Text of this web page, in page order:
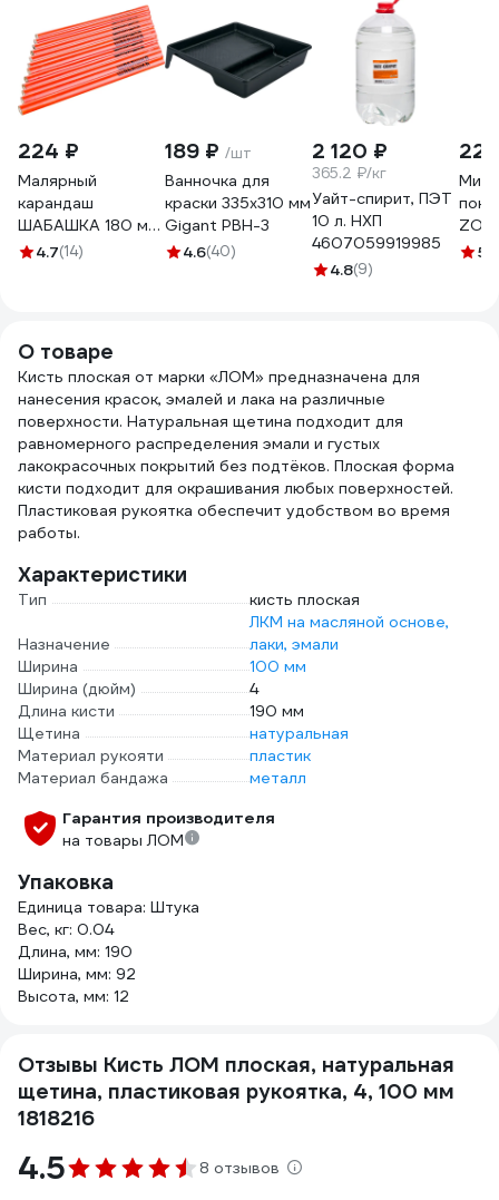
224 ₽
Малярный
карандаш
ШАБАШКА 180 мм,
набор 12 шт 146-
4.7(14)
189 ₽ /шт
Ванночка для
краски 335х310 мм
Gigant PBH-3
4.6(40)
2 120 ₽
365.2 ₽/кг
Уайт-спирит, ПЭТ
10 л. НХП
4607059919985
4.8(9)
с 5
О товаре
Кисть плоская от марки «ЛОМ» предназначена для
нанесения красок, эмалей и лака на различные
поверхности. Натуральная щетина подходит для
равномерного распределения эмали и густых
лакокрасочных покрытий без подтёков. Плоская форма
кисти подходит для окрашивания любых поверхностей.
Пластиковая рукоятка обеспечит удобством во время
работы.
Характеристики
Тип кисть плоская
Назначение
ЛКМ на масляной основе,
лаки, эмали
Ширина
100 мм
Ширина (дюйм)
4
Длина кисти
190 мм
Щетина
натуральная
Материал рукояти
пластик
Материал бандажа
металл
Гарантия производителя
на товары ЛОМ
Упаковка
Единица товара: Штука
Вес, кг: 0.04
Длина, мм: 190
Ширина, мм: 92
Высота, мм: 12
Отзывы Кисть ЛОМ плоская, натуральная
щетина, пластиковая рукоятка, 4, 100 мм
1818216
4.5 8 отзывов